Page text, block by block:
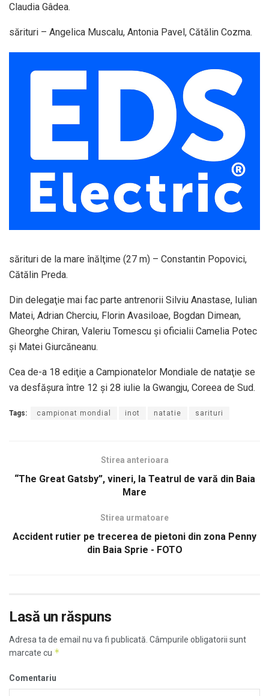
Claudia Gâdea.
sărituri – Angelica Muscalu, Antonia Pavel, Cătălin Cozma.
sărituri de la mare înălţime (27 m) – Constantin Popovici,
Cătălin Preda.
Din delegaţie mai fac parte antrenorii Silviu Anastase, Iulian
Matei, Adrian Cherciu, Florin Avasiloae, Bogdan Dimean,
Gheorghe Chiran, Valeriu Tomescu şi oficialii Camelia Potec
şi Matei Giurcăneanu.
Cea de-a 18 ediţie a Campionatelor Mondiale de nataţie se
va desfăşura între 12 şi 28 iulie la Gwangju, Coreea de Sud.
Tags: campionat mondial inot natatie sarituri
Stirea anterioara
“The Great Gatsby”, vineri, la Teatrul de vară din Baia
Mare
Stirea urmatoare
Accident rutier pe trecerea de pietoni din zona Penny
din Baia Sprie - FOTO
Lasă un răspuns
Adresa ta de email nu va fi publicată. Câmpurile obligatorii sunt
marcate cu *
Comentariu